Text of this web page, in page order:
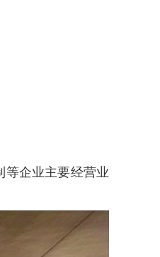
等企业主要经营业